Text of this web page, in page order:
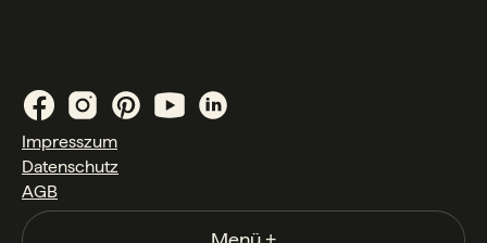
Impresszum
Datenschutz
AGB